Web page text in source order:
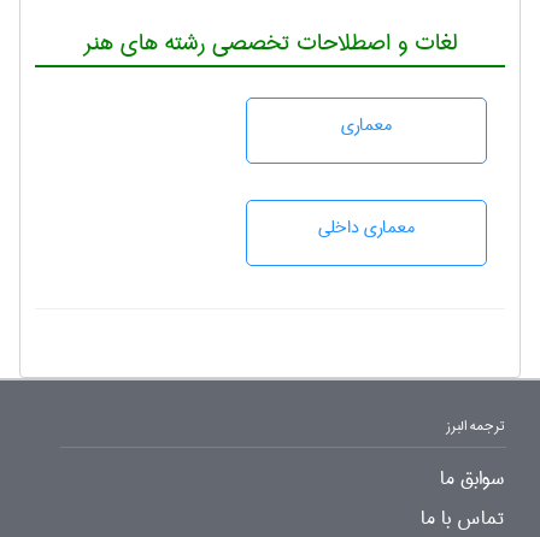
لغات و اصطلاحات تخصصی رشته های هنر
معماری
معماری داخلی
ترجمه البرز
سوابق ما
تماس با ما